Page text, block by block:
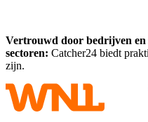
Vertrouwd door bedrijven en
sectoren: Catcher24 biedt
zijn.